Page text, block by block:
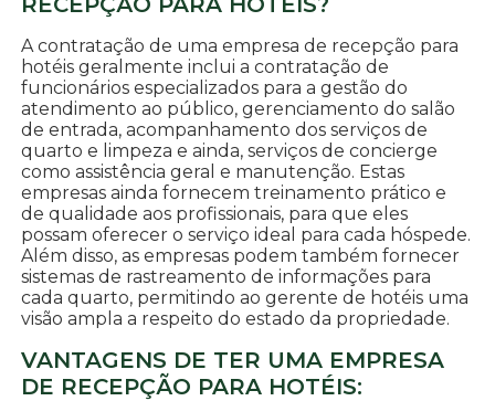
A contratação de uma empresa de recepção para
hotéis geralmente inclui a contratação de
funcionários especializados para a gestão do
atendimento ao público, gerenciamento do salão
de entrada, acompanhamento dos serviços de
quarto e limpeza e ainda, serviços de concierge
como assistência geral e manutenção. Estas
empresas ainda fornecem treinamento prático e
de qualidade aos profissionais, para que eles
possam oferecer o serviço ideal para cada hóspede.
Além disso, as empresas podem também fornecer
sistemas de rastreamento de informações para
cada quarto, permitindo ao gerente de hotéis uma
visão ampla a respeito do estado da propriedade.
VANTAGENS DE TER UMA EMPRESA
DE RECEPÇÃO PARA HOTÉIS: